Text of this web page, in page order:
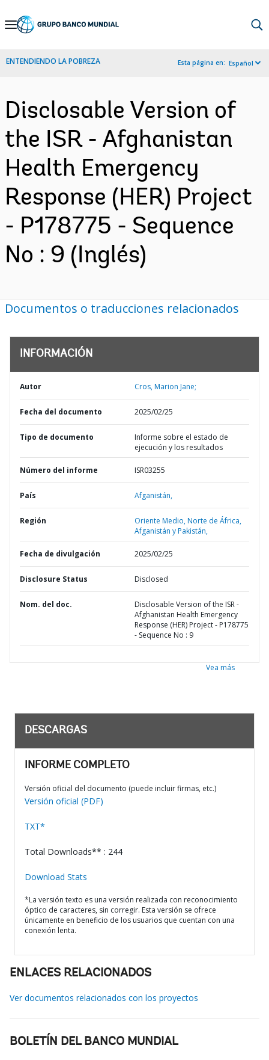
Skip
Navigation
ENTENDIENDO LA POBREZA Esta página en: Español
Disclosable Version of
the ISR - Afghanistan
Health Emergency
Response (HER) Project
- P178775 - Sequence
No : 9 (Inglés)
Documentos o traducciones relacionados
INFORMACIÓN
Autor Cros, Marion Jane;
Fecha del documento 2025/02/25
Tipo de documento
Informe sobre el estado de
ejecución y los resultados
Número del informe ISR03255
País Afganistán,
Región
Oriente Medio, Norte de África,
Afganistán y Pakistán,
Fecha de divulgación 2025/02/25
Disclosure Status Disclosed
Nom. del doc.
Disclosable Version of the ISR -
Afghanistan Health Emergency
Response (HER) Project - P178775
- Sequence No : 9
Vea más
DESCARGAS
INFORME COMPLETO
Versión oficial del documento (puede incluir firmas, etc.)
Versión oficial (PDF)
TXT*
Total Downloads** : 244
Download Stats
*La versión texto es una versión realizada con reconocimiento
óptico de caracteres, sin corregir. Esta versión se ofrece
únicamente en beneficio de los usuarios que cuentan con una
conexión lenta.
ENLACES RELACIONADOS
Ver documentos relacionados con los proyectos
BOLETÍN DEL BANCO MUNDIAL